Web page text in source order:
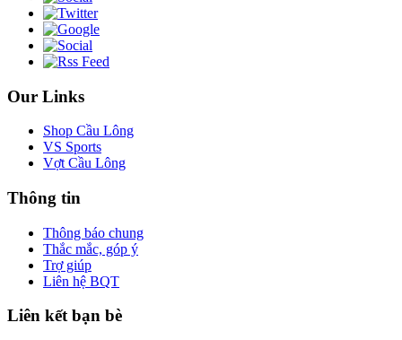
Our Links
Shop Cầu Lông
VS Sports
Vợt Cầu Lông
Thông tin
Thông báo chung
Thắc mắc, góp ý
Trợ giúp
Liên hệ BQT
Liên kết bạn bè